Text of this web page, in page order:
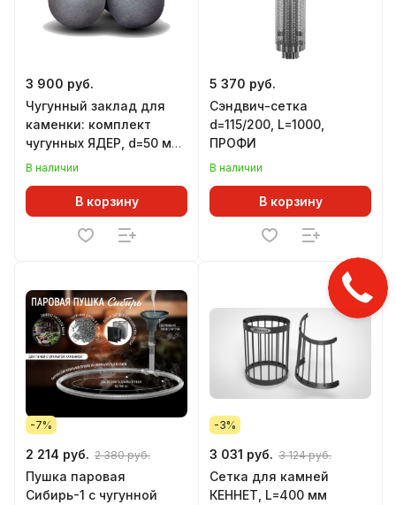
3 900 руб.
Чугунный заклад для
каменки: комплект
чугунных ЯДЕР, d=50 мм
(12 шт), ГЕФЕСТ
В наличии
В корзину
5 370 руб.
Сэндвич-сетка
d=115/200, L=1000,
ПРОФИ
В наличии
В корзину
-7%
2 214 руб. 2 380 руб.
Пушка паровая
Сибирь-1 с чугунной
-3%
3 031 руб. 3 124 руб.
Сетка для камней
КЕННЕТ, L=400 мм